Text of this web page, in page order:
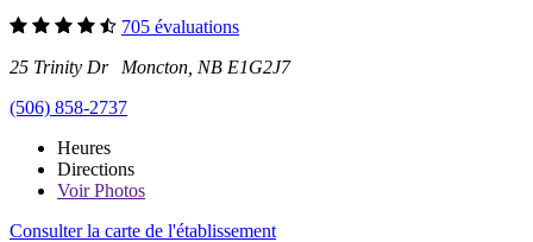
705 évaluations
25 Trinity Dr Moncton, NB E1G2J7
(506) 858-2737
Heures
Directions
VoirPhotos
Consulter la carte de l'établissement